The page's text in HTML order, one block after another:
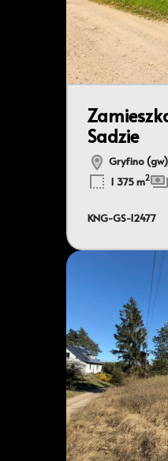
Sadzie
Gryfino
1 375 m2
KNG-GS-12477